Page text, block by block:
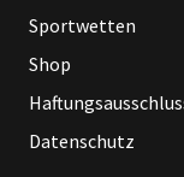
Sportwetten
Shop
Datenschutz